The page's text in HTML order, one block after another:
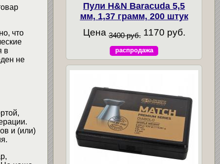
что
в
не
и (или)
Пули H&N Baracuda 5,5
мм, 1,37 грамм, 200 штук
Цена 3400 руб. 1170 руб.
распродажа